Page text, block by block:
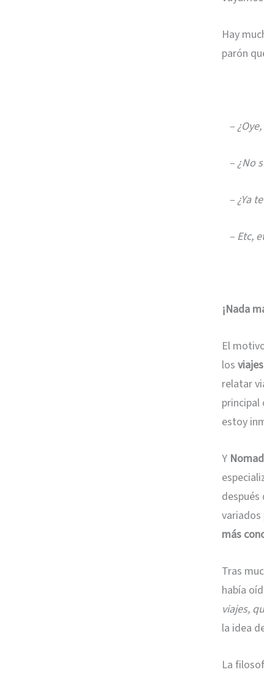
Hay
parón
–
– ¿No
– ¿Ya
– Etc,
¡Nada
El
los viajes
relatar
principal
estoy
Y
más
Tras
había
viajes,
la idea
La